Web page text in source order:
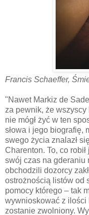
Francis Schaeffer,
"Nawet Markiz de
za pewnik, że
nie mógł żyć w ten
słowa i jego biografię,
swego życia znalazł
Charenton. To, co
swój czas na gderaniu
obchodzili dozorcy
ostrożnością listów od
pomocy którego – tak
wywnioskować z ilości
zostanie zwolniony.